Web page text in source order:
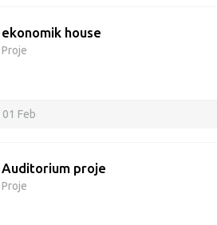
ekonomik house
Proje
01 Feb
Auditorium proje
Proje